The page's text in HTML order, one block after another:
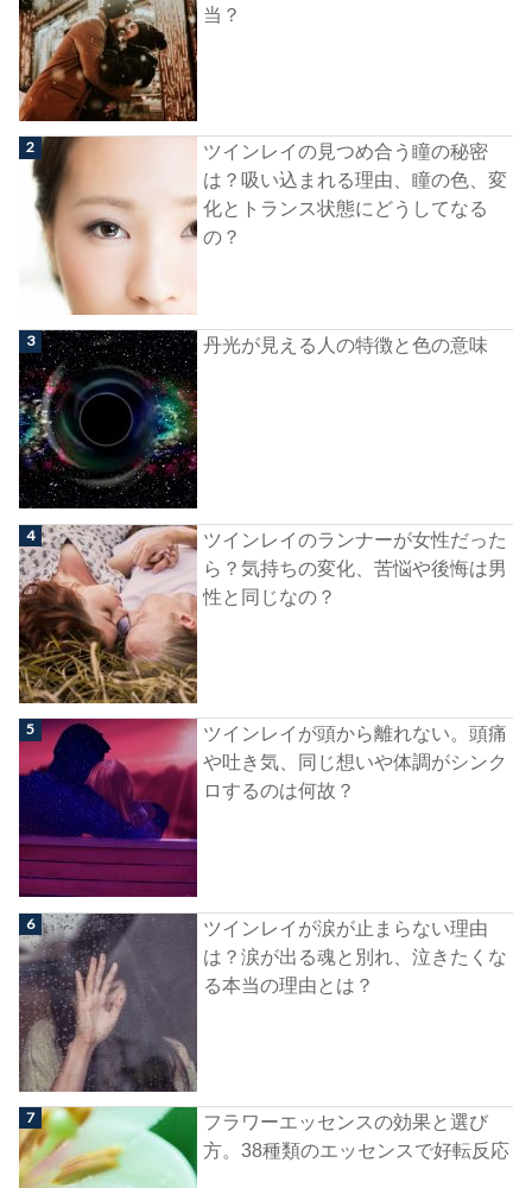
当？
ツインレイの見つめ合う瞳の秘密
は？吸い込まれる理由、瞳の色、変
化とトランス状態にどうしてなる
の？
丹光が見える人の特徴と色の意味
ツインレイのランナーが女性だった
ら？気持ちの変化、苦悩や後悔は男
性と同じなの？
ツインレイが頭から離れない。頭痛
や吐き気、同じ想いや体調がシンク
ロするのは何故？
ツインレイが涙が止まらない理由
は？涙が出る魂と別れ、泣きたくな
る本当の理由とは？
フラワーエッセンスの効果と選び
方。38種類のエッセンスで好転反応